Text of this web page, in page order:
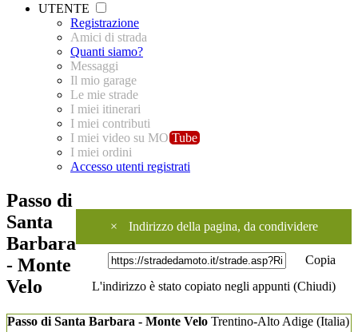
UTENTE
Registrazione
Amici di strada
Quanti siamo?
Messaggi
Il mio garage
Le mie strade
I miei itinerari
I miei contributi
I miei video su MO Tube
I miei ordini
Accesso utenti registrati
× Indirizzo della pagina, da condividere
Copia
L'indirizzo è stato copiato negli appunti (Chiudi)
Passo di
Santa
Barbara
- Monte
Velo
Passo di Santa Barbara - Monte Velo Trentino-Alto Adige (Italia)